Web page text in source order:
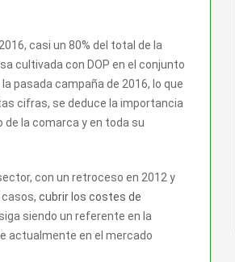
casi un 80% del total de la
cultivada con DOP en el conjunto
pasada campaña de 2016, lo que
cifras, se deduce la importancia
la comarca y en toda su
con un retroceso en 2012 y
cubrir los costes de
siendo un referente en la
actualmente en el mercado